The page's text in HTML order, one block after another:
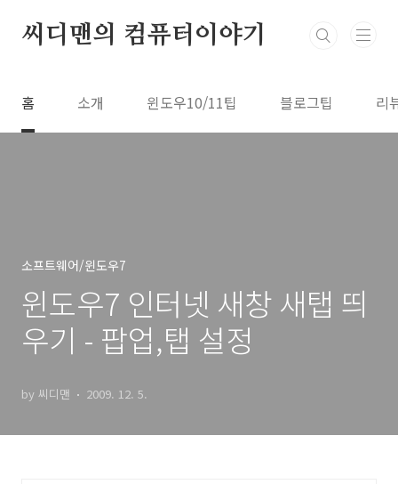
씨디맨의 컴퓨터이야기
홈 소개 윈도우10/11팁 블로그팁 리
소프트웨어/윈도우7
윈도우7 인터넷 새창 새탭 띄
우기 - 팝업,탭 설정
by 씨디맨 2009. 12. 5.